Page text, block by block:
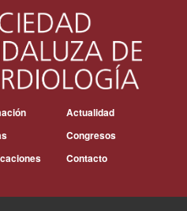
Actualidad
Congresos
Contacto